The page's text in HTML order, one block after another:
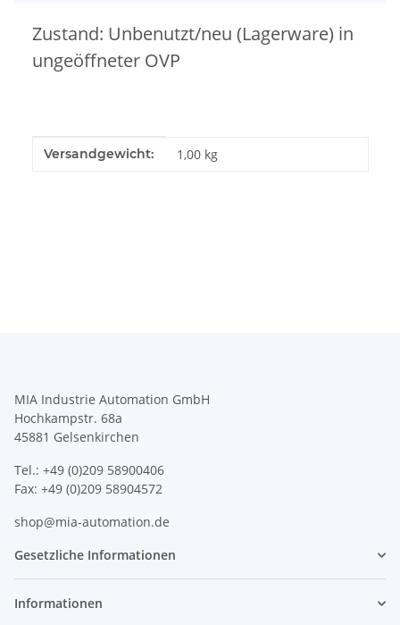
Zustand: Unbenutzt/neu (Lagerware) in
ungeöffneter OVP
Produkteigenschaft
Wert
Versandgewicht: 1,00 kg
MIA Industrie Automation GmbH
Hochkampstr. 68a
45881 Gelsenkirchen
Tel.: +49 (0)209 58900406
Fax: +49 (0)209 58904572
shop@mia-automation.de
Gesetzliche Informationen
Informationen